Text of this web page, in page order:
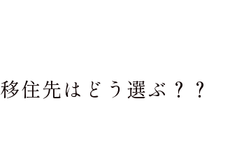
住先はどう選ぶ？？